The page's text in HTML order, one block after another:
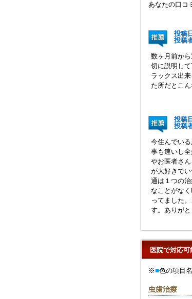
あなたの口コ
投稿
投稿
数ヶ月前か
切に説明し
ラックス出
た所だとこ
投稿
投稿
今住んでい
事も速いし
やお医者さ
が大好きで
通は１つの
なことがな
ってました
す。ありがと
医院で対応
※■色の項目
虫歯治療